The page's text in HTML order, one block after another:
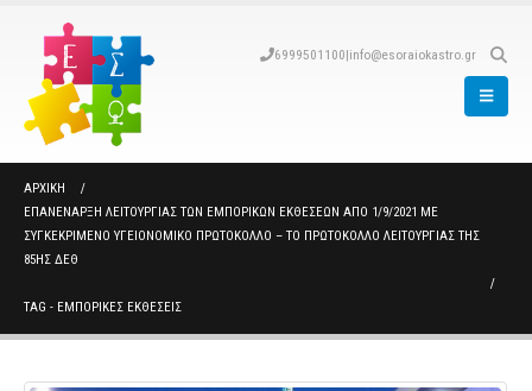
6999501100|info@esoraiokastro.gr
ΑΡΧΙΚΉ
ΕΠΑΝΈΝΑΡΞΗ ΛΕΙΤΟΥΡΓΊΑΣ ΤΩΝ ΕΜΠΟΡΙΚΏΝ ΕΚΘΈΣΕΩΝ ΑΠΌ 1/9/2021 ΜΕ
ΣΥΓΚΕΚΡΙΜΈΝΟ ΥΓΕΙΟΝΟΜΙΚΌ ΠΡΩΤΌΚΟΛΛΟ – ΤΟ ΠΡΩΤΌΚΟΛΛΟ ΛΕΙΤΟΥΡΓΊΑΣ ΤΗΣ
85ΗΣ ΔΕΘ
TAG - ΕΜΠΟΡΙΚΕΣ ΕΚΘΕΣΕΙΣ